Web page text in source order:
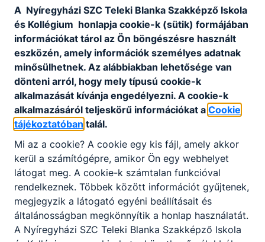
Aktuális információ
Feltöltés alatt...
Partnereink
A Nyíregyházi SZC Teleki Blanka Szakképző Iskola
és Kollégium honlapja cookie-k (sütik) formájában
információkat tárol az Ön böngészésre használt
eszközén, amely információk személyes adatnak
minősülhetnek. Az alábbiakban lehetősége van
dönteni arról, hogy mely típusú cookie-k
alkalmazását kívánja engedélyezni. A cookie-k
alkalmazásáról teljeskörű információkat a Cookie
tájékoztatóban talál.
Mi az a cookie? A cookie egy kis fájl, amely akkor
kerül a számítógépre, amikor Ön egy webhelyet
látogat meg. A cookie-k számtalan funkcióval
rendelkeznek. Többek között információt gyűjtenek,
megjegyzik a látogató egyéni beállításait és
általánosságban megkönnyítik a honlap használatát.
A Nyíregyházi SZC Teleki Blanka Szakképző Iskola